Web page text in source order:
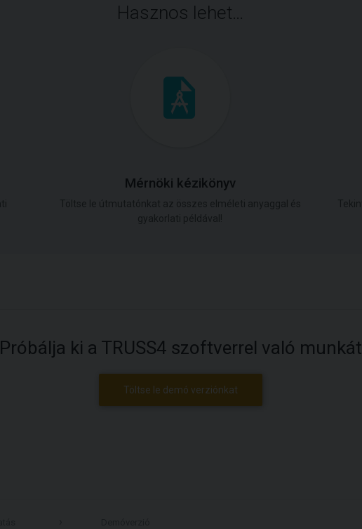
Hasznos lehet…
Mérnöki kézikönyv
Próbálja ki a TRUSS4 szoftverrel való munkát
Töltse le demó verziónkat